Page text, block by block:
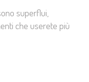
superflui,
che userete più